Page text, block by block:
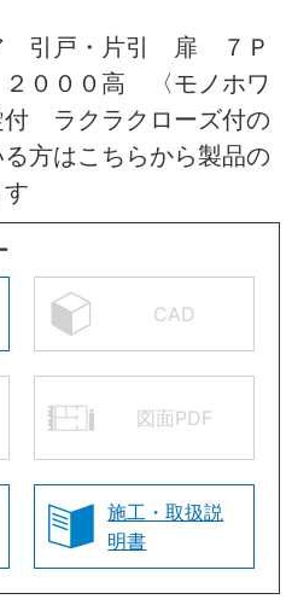
引戸・片引 扉 ７Ｐ
０００高 〈モノホワ
ラクラクローズ付の
方はこちらから製品の
CAD
図面PDF
施工・取扱説
明書